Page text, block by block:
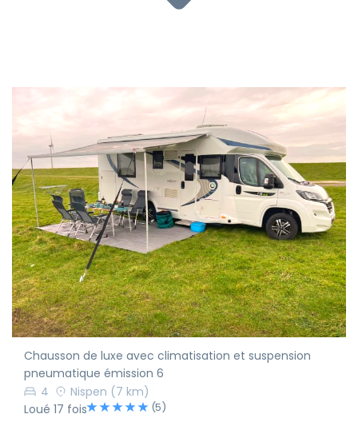
Chausson de luxe avec climatisation et suspension
pneumatique émission 6
4
Nispen (7 km)
Loué 17 fois
(5)